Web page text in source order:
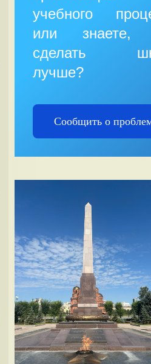
учебного
или знаете,
сделать
лучше?
Сообщить о